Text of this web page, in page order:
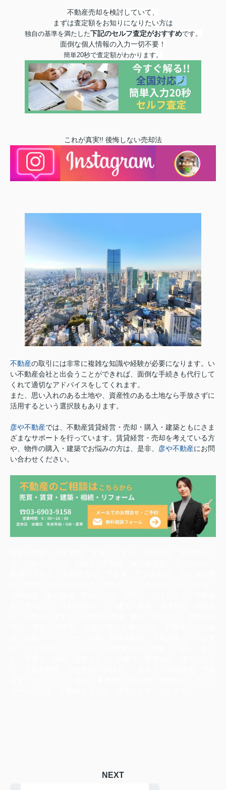
不動産売却を検討していて、
まずは査定額をお知りになりたい方は
独自の基準を満たした下記のセルフ査定がおすすめです。
面倒な個人情報の入力一切不要！
簡単20秒で査定額がわかります。
これが真実!! 後悔しない売却法
不動産の取引には非常に複雑な知識や経験が必要になります。い
い不動産会社と出会うことができれば、面倒な手続きも代行して
くれて適切なアドバイスをしてくれます。
また、思い入れのある土地や、資産性のある土地なら手放さずに
活用するという選択肢もあります。
彦や不動産では、不動産賃貸経営・売却・購入・建築ともにさま
ざまなサポートを行っています。賃貸経営・売却を考えている方
や、物件の購入・建築でお悩みの方は、是非、 彦や不動産にお問
い合わせください。
NEXT